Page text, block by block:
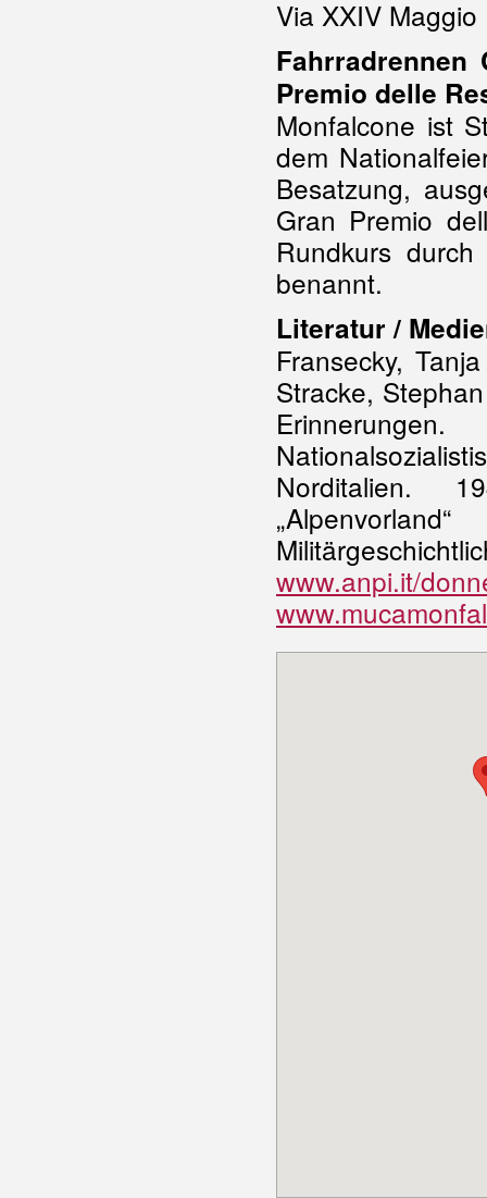
Via XXIV Maggio
Fahrradrennen
Premio delle
Monfalcone ist
dem
Besatzung,
Gran Premio
Rundkurs
benannt.
Literatur /
Fransecky,
Stracke,
Norditalien.
www.anpi.it/